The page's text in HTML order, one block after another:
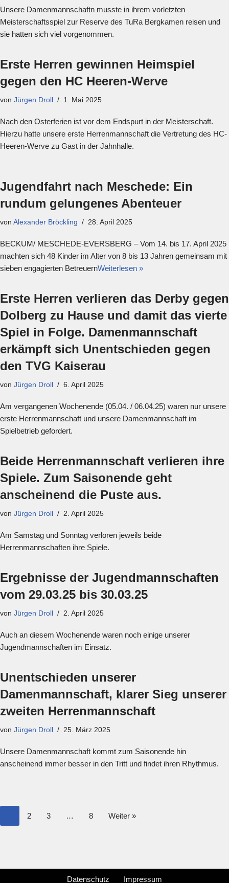
Unsere Damenmannschaftn musste in ihrem vorletzten
Meisterschaftsspiel zur Reserve des TuRa Bergkamen reisen und
sie hatten sich viel vorgenommen.
Erste Herren gewinnen Heimspiel
gegen den HC Heeren-Werve
von Jürgen Droll 1. Mai 2025
Nach den Osterferien ist vor dem Endspurt in der Meisterschaft.
Hierzu hatte unsere erste Herrenmannschaft die Vertretung des HC-
Heeren-Werve zu Gast in der Jahnhalle.
Jugendfahrt nach Meschede: Ein
rundum gelungenes Abenteuer
von Alexander Bröckling 28. April 2025
BECKUM/ MESCHEDE-EVERSBERG – Vom 14. bis 17. April 2025
machten sich 48 Kinder im Alter von 8 bis 13 Jahren gemeinsam mit
sieben engagierten BetreuernWeiterlesen »
Erste Herren verlieren das Derby gegen
Dolberg zu Hause und damit das vierte
Spiel in Folge. Damenmannschaft
erkämpft sich Unentschieden gegen
den TVG Kaiserau
von Jürgen Droll 6. April 2025
Am vergangenen Wochenende (05.04. / 06.04.25) waren nur unsere
erste Herrenmannschaft und unsere Damenmannschaft im
Spielbetrieb gefordert.
Beide Herrenmannschaft verlieren ihre
Spiele. Zum Saisonende geht
anscheinend die Puste aus.
von Jürgen Droll 2. April 2025
Am Samstag und Sonntag verloren jeweils beide
Herrenmannschaften ihre Spiele.
Ergebnisse der Jugendmannschaften
vom 29.03.25 bis 30.03.25
von Jürgen Droll 2. April 2025
Auch an diesem Wochenende waren noch einige unserer
Jugendmannschaften im Einsatz.
Unentschieden unserer
Damenmannschaft, klarer Sieg unserer
zweiten Herrenmannschaft
von Jürgen Droll 25. März 2025
Unsere Damenmannschaft kommt zum Saisonende hin
anscheinend immer besser in den Tritt und findet ihren Rhythmus.
2 3 … 8 Weiter »
Datenschutz Impressum